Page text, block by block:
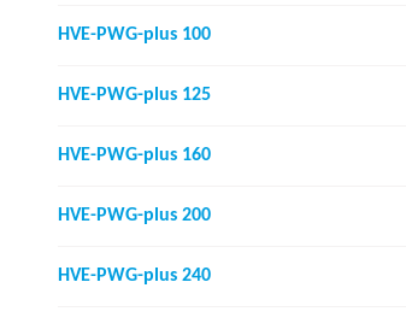
HVE-PWG-plus 100
HVE-PWG-plus 125
HVE-PWG-plus 160
HVE-PWG-plus 200
HVE-PWG-plus 240